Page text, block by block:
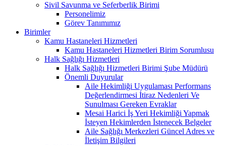
Sivil Savunma ve Seferberlik Birimi
Personelimiz
Görev Tanımımız
Birimler
Kamu Hastaneleri Hizmetleri
Kamu Hastaneleri Hizmetleri Birim Sorumlusu
Halk Sağlığı Hizmetleri
Halk Sağlığı Hizmetleri Birimi Şube Müdürü
Önemli Duyurular
Aile Hekimliği Uygulaması Performans
Değerlendirmesi İtiraz Nedenleri Ve
Sunulması Gereken Evraklar
Mesai Harici İş Yeri Hekimliği Yapmak
İsteyen Hekimlerden İstenecek Belgeler
Aile Sağlığı Merkezleri Güncel Adres ve
İletişim Bilgileri